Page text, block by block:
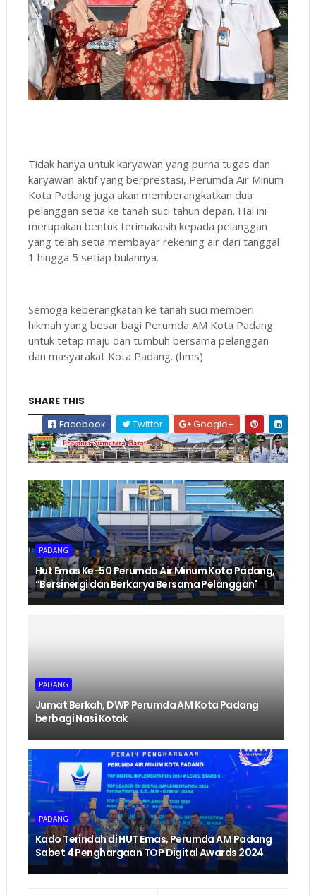
Tidak hanya untuk karyawan yang purna tugas dan
karyawan aktif yang berprestasi, Perumda Air Minum
Kota Padang juga akan memberangkatkan dua
pelanggan setia ke tanah suci tahun depan. Hal ini
merupakan bentuk terimakasih kepada pelanggan
yang telah setia membayar rekening air dari tanggal
1 hingga 5 setiap bulannya.
Semoga keberangkatan ke tanah suci memberi
hikmah yang besar bagi Perumda AM Kota Padang
untuk tetap maju dan tumbuh bersama pelanggan
dan masyarakat Kota Padang. (hms)
SHARE THIS
Facebook
Twitter Google+
PADANG
Hut Emas Ke-50 Perumda Air Minum Kota Padang,
“Bersinergi dan Berkarya Bersama Pelanggan"
PADANG
Jumat Berkah, DWP Perumda AM Kota Padang
berbagi Nasi Kotak
PADANG
Kado Terindah di HUT Emas, Perumda AM Padang
Sabet 4 Penghargaan TOP Digital Awards 2024